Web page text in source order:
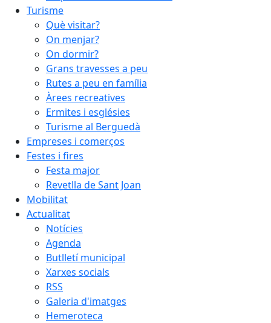
Turisme
Què visitar?
On menjar?
On dormir?
Grans travesses a peu
Rutes a peu en família
Àrees recreatives
Ermites i esglésies
Turisme al Berguedà
Empreses i comerços
Festes i fires
Festa major
Revetlla de Sant Joan
Mobilitat
Actualitat
Notícies
Agenda
Butlletí municipal
Xarxes socials
RSS
Galeria d'imatges
Hemeroteca